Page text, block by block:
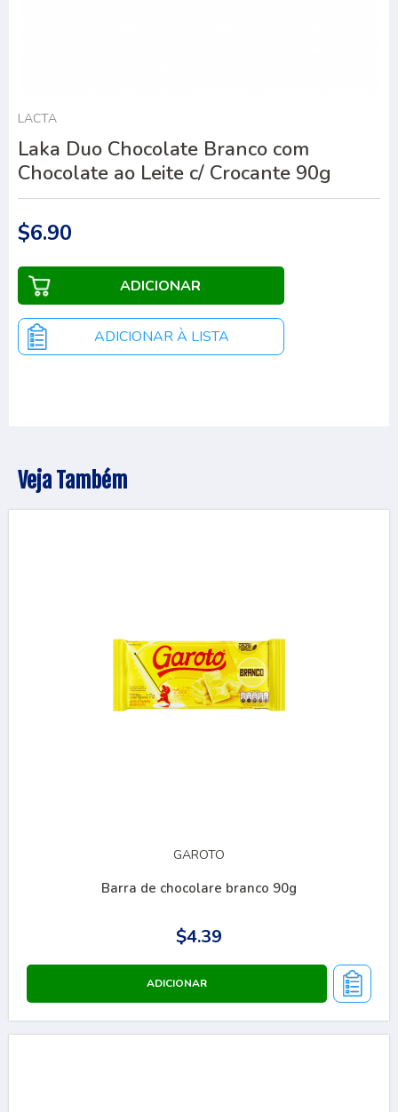
LACTA
Laka Duo Chocolate Branco com
Chocolate ao Leite c/ Crocante 90g
$6.90
Veja Também
GAROTO
Barra de chocolare branco 90g
$4.39